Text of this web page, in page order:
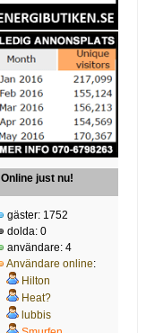
Online just nu!
gäster: 1752
dolda: 0
användare: 4
Användare online:
Hilton
Heat?
lubbis